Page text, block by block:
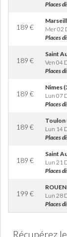
Places
189 €
Mer 02
Places
189 €
Saint
Ven 04
Places
189 €
Nimes
Lun 07
Places
189 €
Toulon
Lun 14
Places
189 €
Saint
Lun 21
Places
199 €
Lun 28
Places
Récupérez